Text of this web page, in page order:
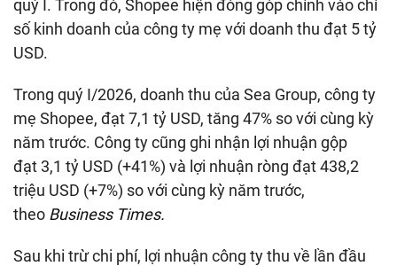
quý I. Trong đó, Shopee hiện đóng góp chính vào chỉ
số kinh doanh của công ty mẹ với doanh thu đạt 5 tỷ
USD.
Trong quý I/2026, doanh thu của Sea Group, công ty
mẹ Shopee, đạt7,1 tỷ USD, tăng 47% so với cùng kỳ
năm trước. Công ty cũng ghi nhận lợi nhuận gộp
đạt 3,1 tỷ USD (+41%) và lợi nhuận ròng đạt438,2
triệu USD (+7%) so với cùng kỳ năm trước,
theo Business Times.
Sau khi trừ chi phí, lợi nhuận công ty thu về lần đầu